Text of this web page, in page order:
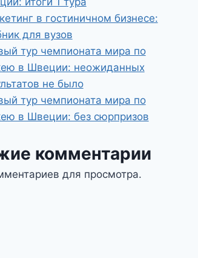
в гостиничном бизнесе:
для вузов
тур чемпионата мира по
в Швеции: неожиданных
не было
тур чемпионата мира по
в Швеции: без сюрпризов
комментарии
для просмотра.